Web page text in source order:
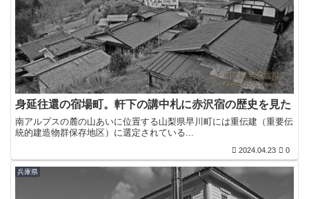
身延往還の宿場町。軒下の講中札に赤沢宿の歴史を見た
南アルプスの麓の山あいに位置する山梨県早川町には重伝建（重要伝
統的建造物群保存地区）に選定されている...
2024.04.23 0
兵庫県